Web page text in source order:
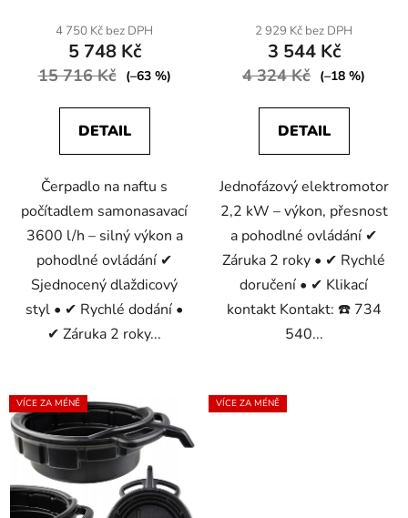
4 750 Kč bez DPH
5 748 Kč
15 716 Kč (–63 %)
DETAIL
Čerpadlo na naftu s
počítadlem samonasavací
3600 l/h – silný výkon a
pohodlné ovládání ✔
Sjednocený dlaždicový
styl • ✔ Rychlé dodání •
✔ Záruka 2 roky...
2 929 Kč bez DPH
3 544 Kč
4 324 Kč (–18 %)
DETAIL
Jednofázový elektromotor
2,2 kW – výkon, přesnost
a pohodlné ovládání ✔
Záruka 2 roky • ✔ Rychlé
doručení • ✔ Klikací
kontakt Kontakt: ☎️ 734
540...
VÍCE ZA MÉNĚ VÍCE ZA MÉNĚ